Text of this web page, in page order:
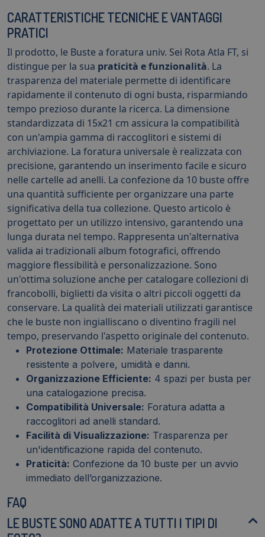
CARATTERISTICHE TECNICHE E VANTAGGI
PRATICI
Il prodotto, le Buste a foratura univ. Sei Rota Atla FT, si
distingue per la sua praticità e funzionalità. La
trasparenza del materiale permette di identificare
rapidamente il contenuto di ogni busta, risparmiando
tempo prezioso durante la ricerca. La dimensione
standardizzata di 15x21 cm assicura la compatibilità
con un'ampia gamma di raccoglitori e sistemi di
archiviazione. La foratura universale è realizzata con
precisione, garantendo un inserimento facile e sicuro
nelle cartelle ad anelli. La confezione da 10 buste offre
una quantità sufficiente per organizzare una parte
significativa della tua collezione. Questo articolo è
progettato per un utilizzo intensivo, garantendo una
lunga durata nel tempo. Rappresenta un'alternativa
valida ai tradizionali album fotografici, offrendo
maggiore flessibilità e personalizzazione. Sono
un'ottima soluzione anche per catalogare collezioni di
francobolli, biglietti da visita o altri piccoli oggetti da
conservare. La qualità dei materiali utilizzati garantisce
che le buste non ingialliscano o diventino fragili nel
tempo, preservando l'aspetto originale del contenuto.
Protezione Ottimale: Materiale trasparente
resistente a polvere, umidità e danni.
Organizzazione Efficiente: 4 spazi per busta per
una catalogazione precisa.
Compatibilità Universale: Foratura adatta a
raccoglitori ad anelli standard.
Facilità di Visualizzazione: Trasparenza per
un'identificazione rapida del contenuto.
Praticità: Confezione da 10 buste per un avvio
immediato dell’organizzazione.
FAQ
LE BUSTE SONO ADATTE A TUTTI I TIPI DI